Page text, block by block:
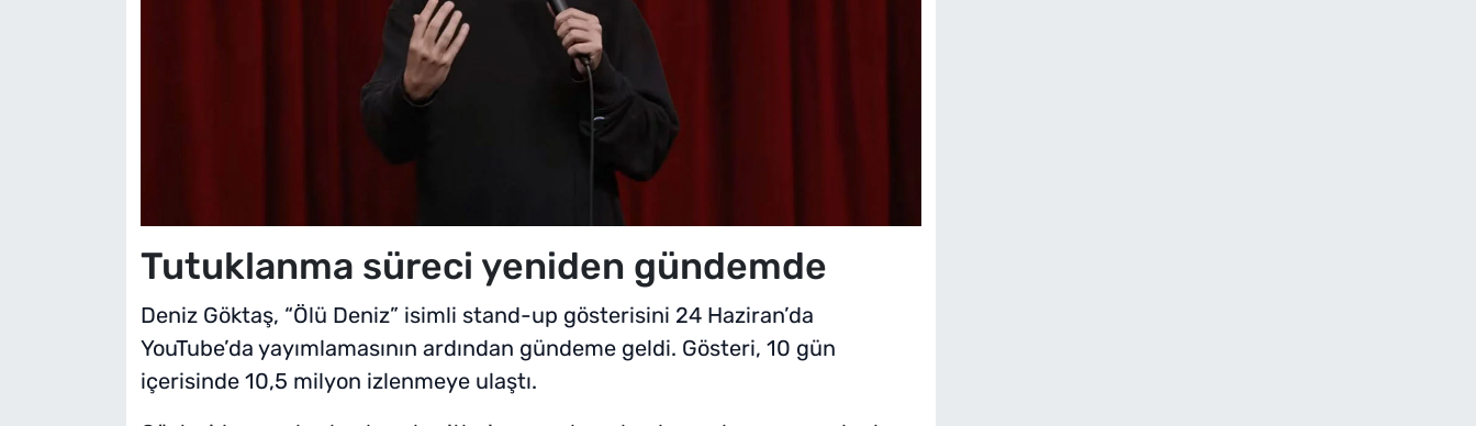
Tutuklanma süreci yeniden gündemde
Deniz Göktaş, “Ölü Deniz” isimli stand-up gösterisini 24 Haziran’da
YouTube’da yayımlamasının ardından gündeme geldi. Gösteri, 10 gün
içerisinde 10,5 milyon izlenmeye ulaştı.